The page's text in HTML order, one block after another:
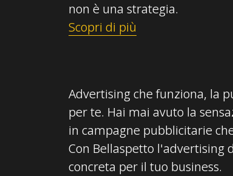
non è una strategia.
Scopri di più
Advertising che funziona, la
per te. Hai mai avuto la
in campagne pubblicitarie
Con Bellaspetto l'advertising
concreta per il tuo business.